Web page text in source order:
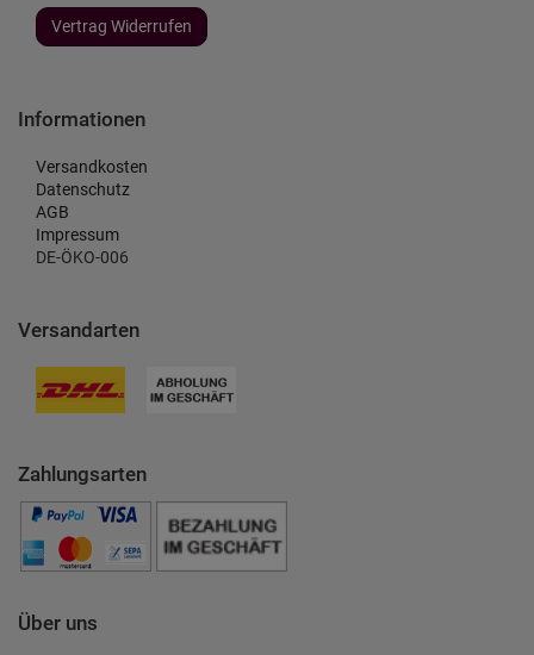
Vertrag Widerrufen
Informationen
Versandkosten
Datenschutz
AGB
Impressum
DE-ÖKO-006
Versandarten
Zahlungsarten
Über uns